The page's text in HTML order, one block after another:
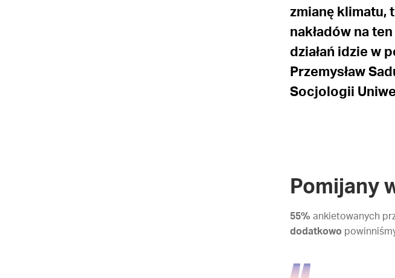
zmianę klimatu,
nakładów na
działań idzie w
Przemysław
Socjologii
Pomijany
55% ankietowanych
dodatkowo